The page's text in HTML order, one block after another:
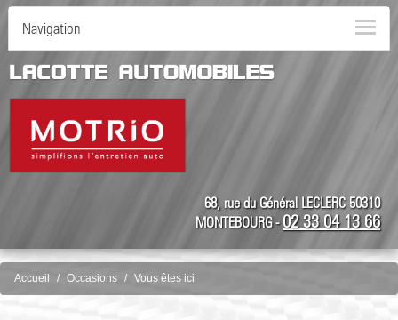
Navigation
68, rue du Général LECLERC 50310
MONTEBOURG -02 33 04 13 66
Accueil Occasions Vous êtes ici